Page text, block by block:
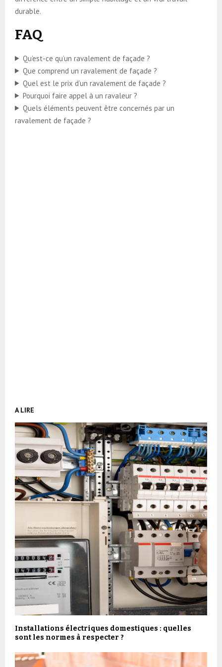
durable.
FAQ
Qu’est-ce qu’un ravalement de façade ?
Que comprend un ravalement de façade ?
Quel est le prix d’un ravalement de façade ?
Pourquoi faire appel à un ravaleur ?
Quels éléments peuvent être concernés par un
ravalement de façade ?
A LIRE
Installations électriques domestiques : quelles
sont les normes à respecter ?